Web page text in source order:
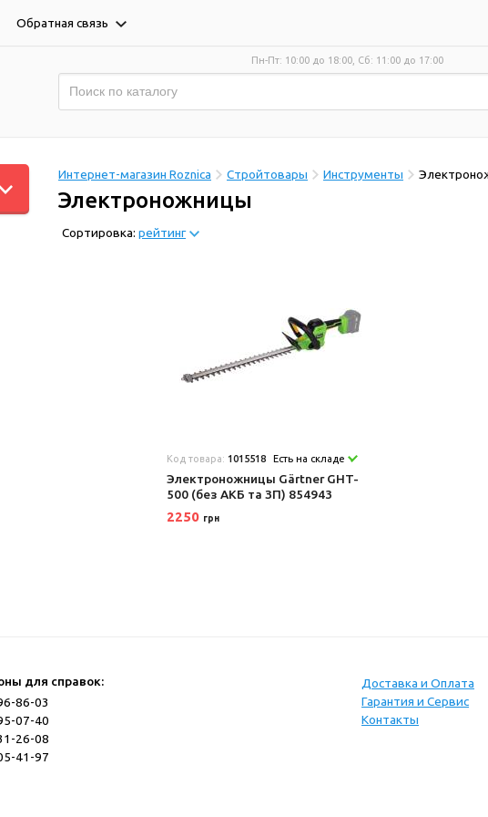
Обратная связь
Пн-Пт: 10:00 до 18:00, Сб: 11:00 до 17:00
Интернет-магазин Roznica Стройтовары Инструменты
Электроножницы
Сортировка: рейтинг
Код товара: 1015518 Есть на складе
Электроножницы Gärtner GHT-
500 (без АКБ та ЗП) 854943
2250 грн
для справок:
86-03
07-40
26-08
41-97
Доставка и Оплата
Гарантия и Сервис
Контакты